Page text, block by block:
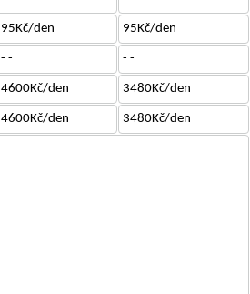
95Kč/den 95Kč/den
- - - -
4600Kč/den 3480Kč/den
4600Kč/den 3480Kč/den